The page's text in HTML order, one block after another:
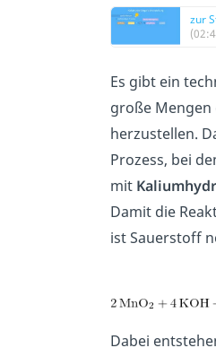
zur
Es gibt ein
große
herzustellen.
Prozess, bei
mit
Damit die
ist Sauerstoff
Dabei